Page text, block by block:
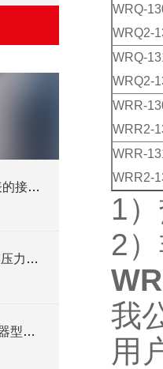
YXC-150磁助电接点压力表的接线图和原理结构
钢铁之心，精准测压不锈钢压力表Y-100BF的多维度解析
LUGB系列型涡街流量传感器型号参数介绍
WRQ-
WRQ2-
WRQ-
WRQ2-
WRR-
WRR2-
WRR-
WRR2-
1
2
我
用